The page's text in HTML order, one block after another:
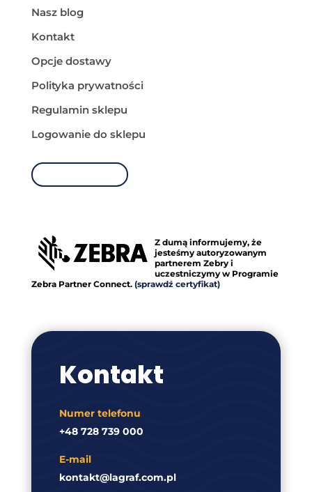
Nasz blog
Kontakt
Opcje dostawy
Polityka prywatności
Regulamin sklepu
Logowanie do sklepu
Z dumą informujemy, że
jesteśmy autoryzowanym
partnerem Zebry i
uczestniczymy w Programie
Zebra Partner Connect. (sprawdź certyfikat)
Kontakt
Numer telefonu
+48 728 739 000
E-mail
kontakt@lagraf.com.pl